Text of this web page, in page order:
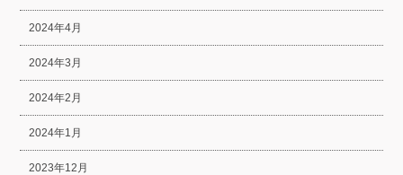
2024年4月
2024年3月
2024年2月
2024年1月
2023年12月